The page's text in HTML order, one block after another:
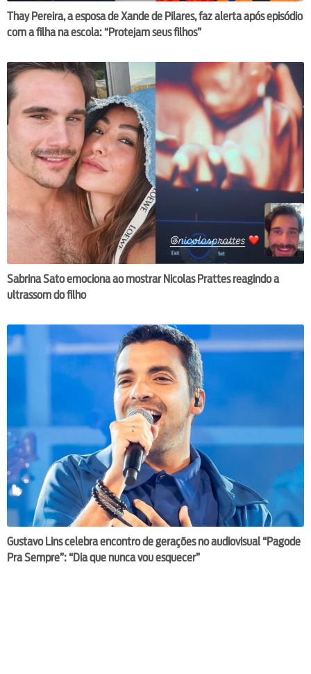
Thay Pereira, a esposa de Xande de Pilares, faz alerta após episódio
com a filha na escola: “Protejam seus filhos”
Sabrina Sato emociona ao mostrar Nicolas Prattes reagindo a
ultrassom do filho
Gustavo Lins celebra encontro de gerações no audiovisual “Pagode
Pra Sempre”: “Dia que nunca vou esquecer”